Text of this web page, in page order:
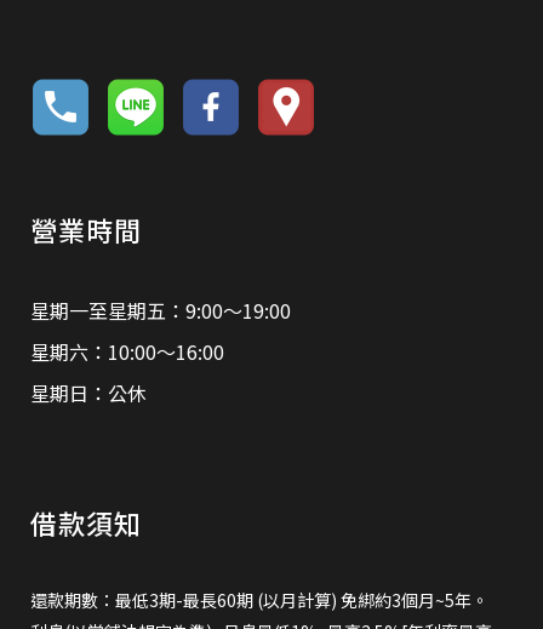
營業時間
星期一至星期五：9:00～19:00
星期六：10:00～16:00
星期日：公休
借款須知
還款期數：最低3期-最長60期 (以月計算) 免綁約3個月~5年。